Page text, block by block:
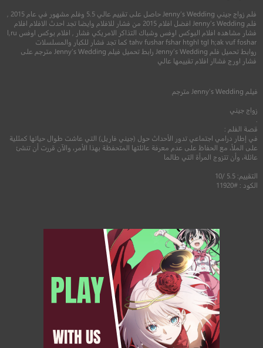
6.9
6.6
فلم Jenny’s Wedding افضل افلام 2015 من فشار للافلام وايضا تجد احدث الافلام افلام
فشار مشاهده افلام البوكس اوفس وشباك التذاكر الامريكي فشار , افلام بوكس اوفس l,ru
tahv fushar fshar htghl tgl h;ak vuf foshar كما تجد فشار للكبار والمسلسلات
روابط تحميل فلم Jenny’s Wedding رابط تحميل فيلم Jenny’s Wedding مترجم على
فشار اورج فشاار افلام تقييمها عالي
فيلم Jenny’s Wedding مترجم
زواج جيني
قصة الفلم :
في إطار درامي اجتماعي تدور الأحداث حول (جيني فاريل) التي عاشت طوال حياتها كمثلية
على الملأ، مع الحفاظ على عدم معرفة عائلتها المتحفظة بهذا الأمر، والآن قررت أن تنشئ
عائلة، وأن تتزوج المرأة التي طالما
التقييم: 5.5 /10
الكود : #11920